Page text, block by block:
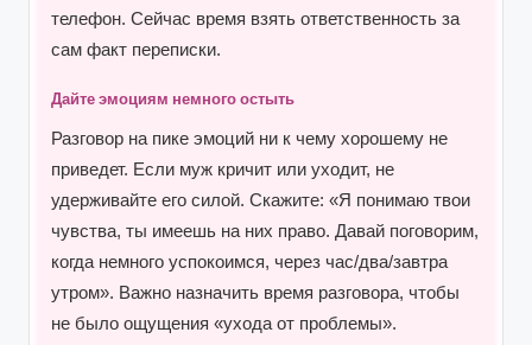
телефон. Сейчас время взять ответственность за
сам факт переписки.
Дайте эмоциям немного остыть
Разговор на пике эмоций ни к чему хорошему не
приведет. Если муж кричит или уходит, не
удерживайте его силой. Скажите: «Я понимаю твои
чувства, ты имеешь на них право. Давай поговорим,
когда немного успокоимся, через час/два/завтра
утром». Важно назначить время разговора, чтобы
не было ощущения «ухода от проблемы».